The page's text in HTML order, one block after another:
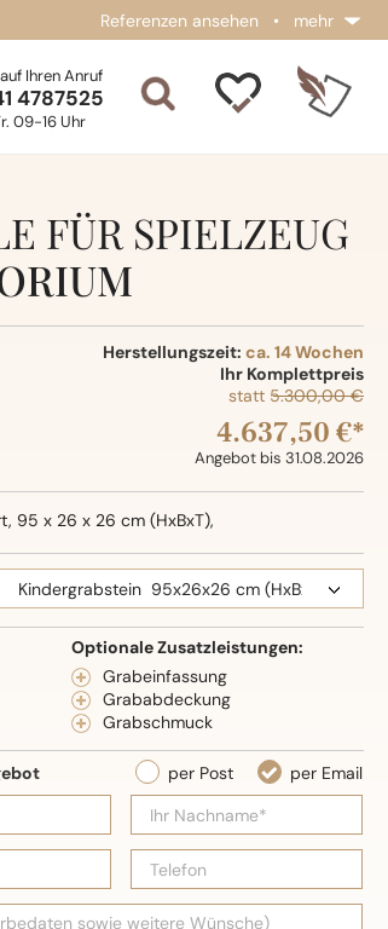
Referenzen ansehen • mehr
Ihren Anruf
4787525
09-16 Uhr
FÜR SPIELZEUG
Herstellungszeit: ca. 14 Wochen
Ihr Komplettpreis
statt 5.300,00 €
4.637,50 €*
Angebot bis 31.08.2026
95 x 26 x 26 cm (HxBxT),
Optionale Zusatzleistungen:
Grabeinfassung
Grababdeckung
Grabschmuck